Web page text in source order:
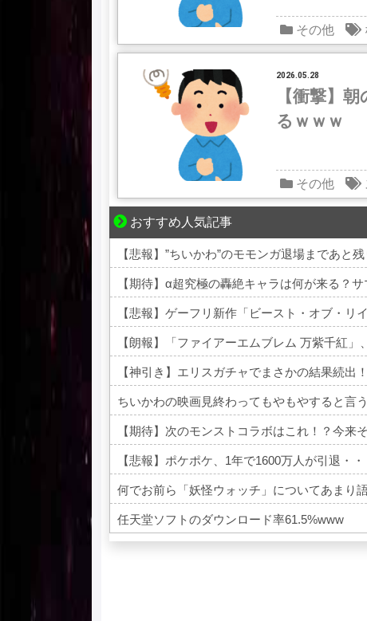
その他
2026.05.28
【衝撃】
るｗｗｗ
その他
おすすめ人気記事
夫婦なのに、心が一番遠かった日々
【悲報】”ちいかわ”のモモンガ退場まであと
【期待】α超究極の轟絶キャラは何が来る？
【朗報】「ファイアーエムブレム 万紫千紅
【神引き】エリスガチャでまさかの結果続出
ちいかわの映画見終わってもやもやすると言
【期待】次のモンストコラボはこれ！？今来
【悲報】ポケポケ、1年で1600万人が引退・・
何でお前ら「妖怪ウォッチ」についてあまり
任天堂ソフトのダウンロード率61.5%www